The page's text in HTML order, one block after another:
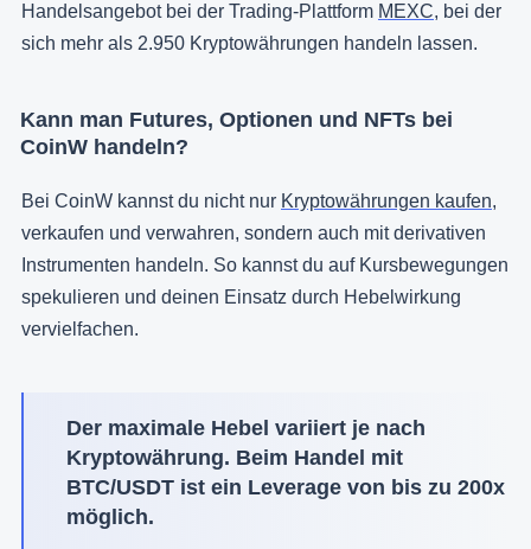
Handelsangebot bei der Trading-Plattform MEXC, bei der
sich mehr als 2.950 Kryptowährungen handeln lassen.
Kann man Futures, Optionen und NFTs bei
CoinW handeln?
Bei CoinW kannst du nicht nur Kryptowährungen kaufen,
verkaufen und verwahren, sondern auch mit derivativen
Instrumenten handeln. So kannst du auf Kursbewegungen
spekulieren und deinen Einsatz durch Hebelwirkung
vervielfachen.
Der maximale Hebel variiert je nach
Kryptowährung. Beim Handel mit
BTC/USDT ist ein Leverage von bis zu 200x
möglich.